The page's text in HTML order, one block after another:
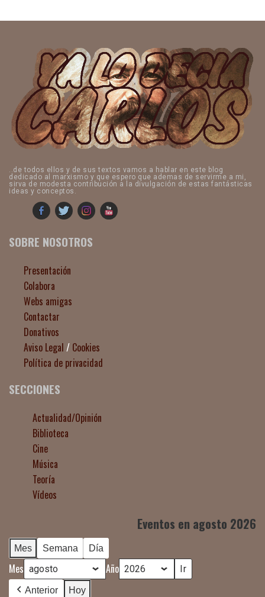
..de todos ellos y de sus textos vamos a hablar en este blog
dedicado al marxismo y que espero que ademas de servirme a mi,
sirva de modesta contribución a la divulgación de estas fantásticas
ideas y conceptos.
SOBRE NOSOTROS
Presentación
Colabora
Webs amigas
Contactar
Donativos
Aviso Legal / Cookies
Política de privacidad
SECCIONES
Actualidad/Opinión
Biblioteca
Cine
Música
Teoría
Vídeos
Eventos en agosto 2026
Mes Semana Día
Mes Año
Anterior Hoy